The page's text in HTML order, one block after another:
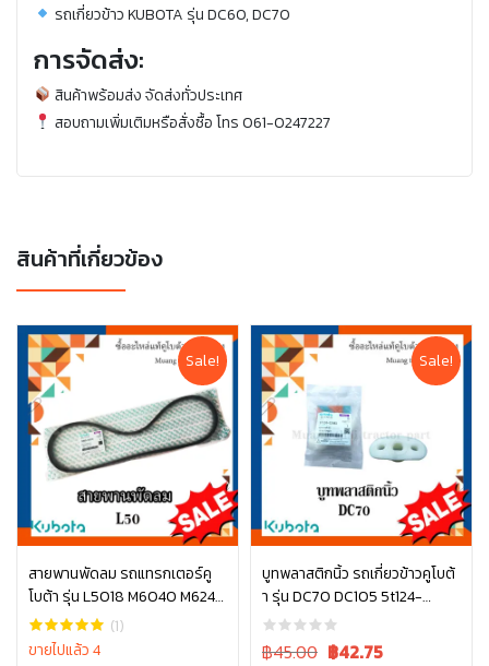
รถเกี่ยวข้าว KUBOTA รุ่น DC60, DC70
การจัดส่ง:
สินค้าพร้อมส่ง จัดส่งทั่วประเทศ
สอบถามเพิ่มเติมหรือสั่งซื้อ โทร 061-0247227
สินค้าที่เกี่ยวข้อง
Sale!
สายพานพัดลม รถแทรกเตอร์คู
โบต้า รุ่น L5018 M6040 M6240
TC803-97010
(1)
ขายไปแล้ว 4
หยิบใส่ตะกร้า
Sale!
บูทพลาสติกนิ้ว รถเกี่ยวข้าวคูโบต้
า รุ่น DC70 DC105 5t124-
52463
Original
฿45.00 Current
฿42.75
หยิบใส่ตะกร้า